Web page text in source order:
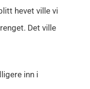
hevet ville vi
Det ville
inn i